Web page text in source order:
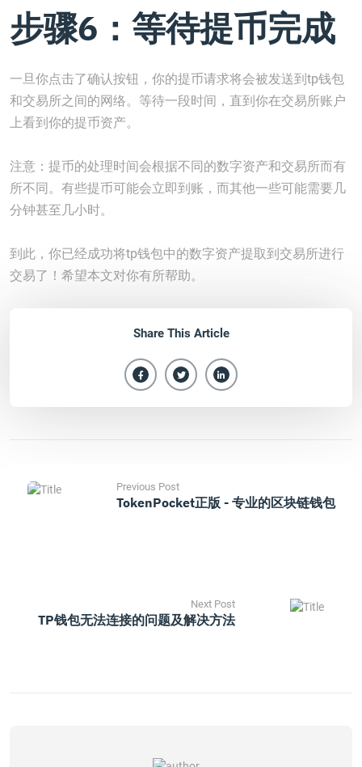
步骤6：等待提币完成
一旦你点击了确认按钮，你的提币请求将会被发送到tp钱包
和交易所之间的网络。等待一段时间，直到你在交易所账户
上看到你的提币资产。
注意：提币的处理时间会根据不同的数字资产和交易所而有
所不同。有些提币可能会立即到账，而其他一些可能需要几
分钟甚至几小时。
到此，你已经成功将tp钱包中的数字资产提取到交易所进行
交易了！希望本文对你有所帮助。
Share This Article
Previous Post
TokenPocket正版 - 专业的区块链钱包
Next Post
TP钱包无法连接的问题及解决方法